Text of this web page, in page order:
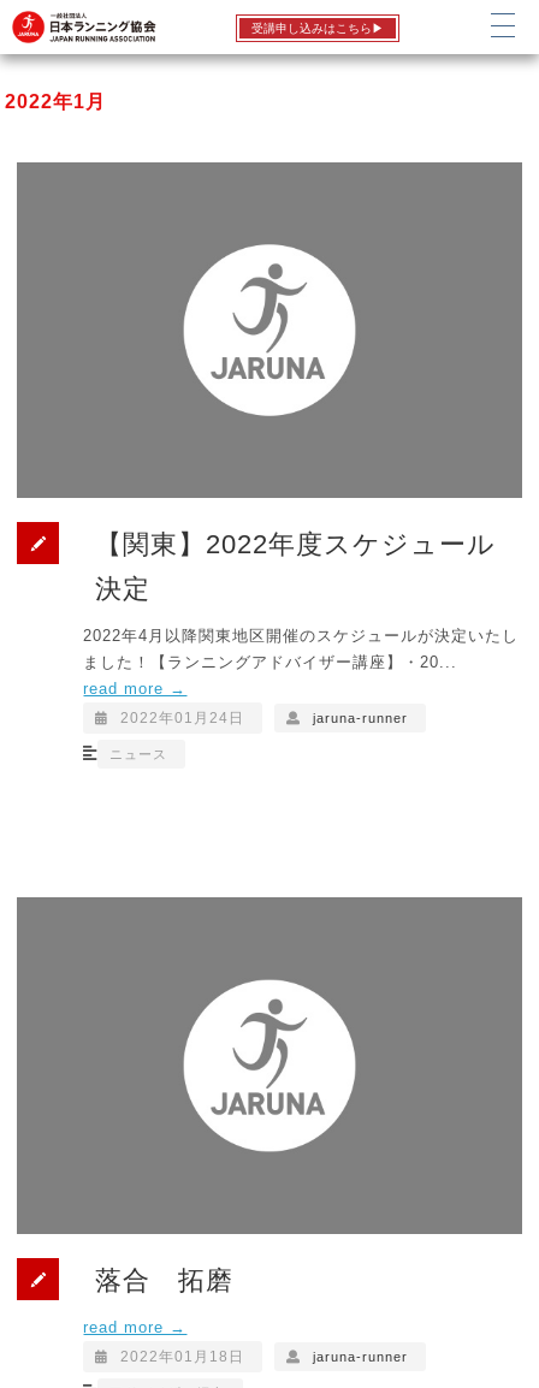
受講申し込みはこちら▶
2022年1月
【関東】2022年度スケジュール
決定
2022年4月以降関東地区開催のスケジュールが決定いたし
ました！【ランニングアドバイザー講座】・20...
read more →
2022年01月24日 jaruna-runner
ニュース
落合 拓磨
read more →
2022年01月18日 jaruna-runner